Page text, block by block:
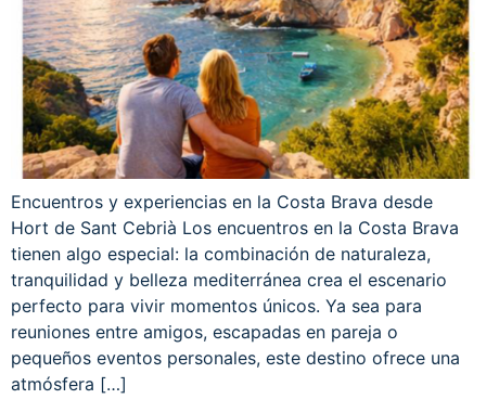
Encuentros y experiencias en la Costa Brava desde
Hort de Sant Cebrià Los encuentros en la Costa Brava
tienen algo especial: la combinación de naturaleza,
tranquilidad y belleza mediterránea crea el escenario
perfecto para vivir momentos únicos. Ya sea para
reuniones entre amigos, escapadas en pareja o
pequeños eventos personales, este destino ofrece una
atmósfera […]